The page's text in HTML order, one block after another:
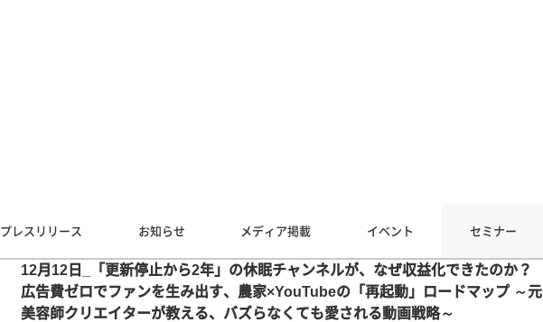
プレスリリース お知らせ メディア掲載 イベント セミナー
12月12日_「更新停止から2年」の休眠チャンネルが、なぜ収益化できたのか？
広告費ゼロでファンを生み出す、農家×YouTubeの「再起動」ロードマップ ～元
美容師クリエイターが教える、バズらなくても愛される動画戦略～